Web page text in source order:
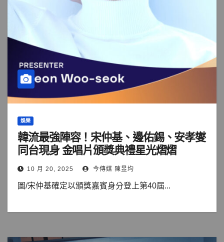
娛樂
韓流最強陣容！宋仲基、邊佑錫、安孝燮
同台現身 金唱片頒獎典禮星光熠熠
10 月 20, 2025 今傳媒 陳昱均
圖/宋仲基確定以頒獎嘉賓身分登上第40屆...